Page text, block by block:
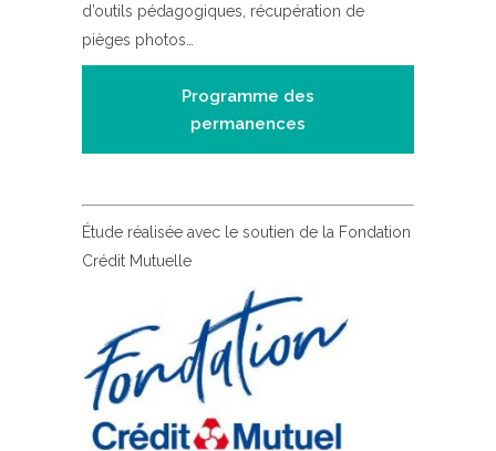
d’outils pédagogiques, récupération de
pièges photos…
Programme des
permanences
Étude réalisée avec le soutien de la Fondation
Crédit Mutuelle